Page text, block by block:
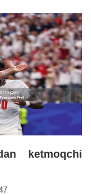
ketmoqchi